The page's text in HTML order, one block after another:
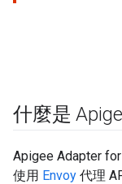
什麼是
Apigee Adapter
使用 Envoy 代理